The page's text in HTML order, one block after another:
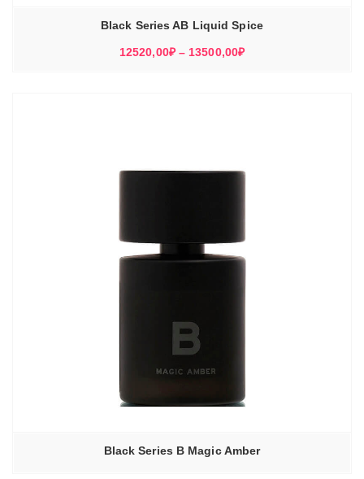
Black Series AB Liquid Spice
12520,00₽ – 13500,00₽Диапазон
Black Series B Magic Amber